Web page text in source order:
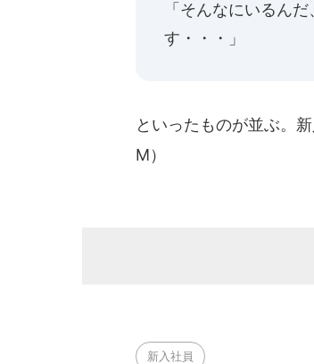
「そんなにいるん
す・・・」
といったものが並ぶ。
M）
新入社員